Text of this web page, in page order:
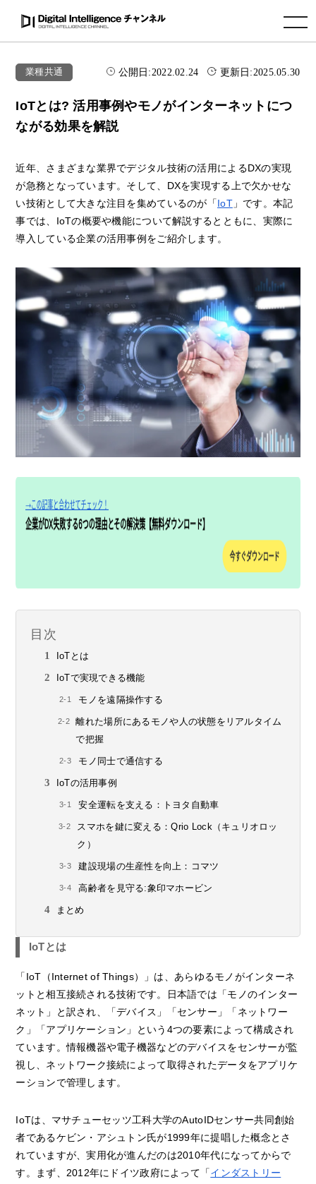
toggle navigation
業種共通 公開日:2022.02.24 更新日:2025.05.30
IoTとは? 活用事例やモノがインターネットにつ
ながる効果を解説
近年、さまざまな業界でデジタル技術の活用によるDXの実現
が急務となっています。そして、DXを実現する上で欠かせな
い技術として大きな注目を集めているのが「IoT」です。本記
事では、IoTの概要や機能について解説するとともに、実際に
導入している企業の活用事例をご紹介します。
目次
IoTとは
IoTで実現できる機能
モノを遠隔操作する
離れた場所にあるモノや人の状態をリアルタイム
で把握
モノ同士で通信する
IoTの活用事例
安全運転を支える：トヨタ自動車
スマホを鍵に変える：Qrio Lock（キュリオロッ
ク）
建設現場の生産性を向上：コマツ
高齢者を見守る:象印マホービン
まとめ
IoTとは
「IoT（Internet of Things）」は、あらゆるモノがインターネ
ットと相互接続される技術です。日本語では「モノのインター
ネット」と訳され、「デバイス」「センサー」「ネットワー
ク」「アプリケーション」という4つの要素によって構成され
ています。情報機器や電子機器などのデバイスをセンサーが監
視し、ネットワーク接続によって取得されたデータをアプリケ
ーションで管理します。
IoTは、マサチューセッツ工科大学のAutoIDセンサー共同創始
者であるケビン・アシュトン氏が1999年に提唱した概念とさ
れていますが、実用化が進んだのは2010年代になってからで
す。まず、2012年にドイツ政府によって「インダストリー